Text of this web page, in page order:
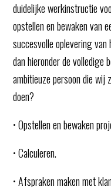
duidelijke werkinstructie
opstellen en bewaken van
succesvolle oplevering
dan hieronder de volledige
ambitieuze persoon die wij
doen?
• Opstellen en bewaken
• Calculeren.
• Afspraken maken met